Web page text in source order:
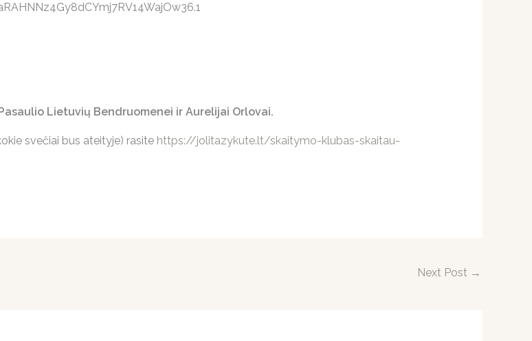
Lietuvių Bendruomenei ir Aurelijai Orlovai.
svečiai bus ateityje) rasite https://jolitazykute.lt/skaitymo-klubas-skaitau-
Next Post →